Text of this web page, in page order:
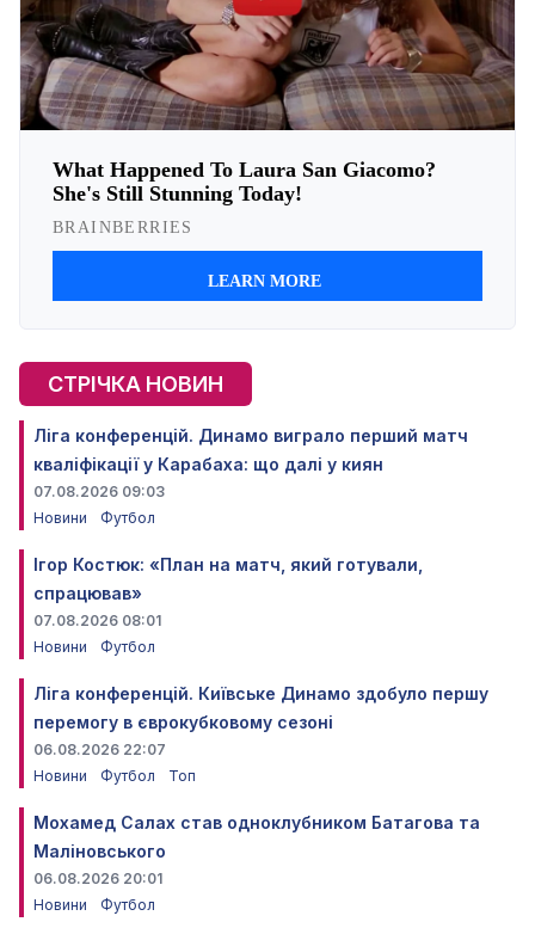
СТРІЧКА НОВИН
Ліга конференцій. Динамо виграло перший матч
кваліфікації у Карабаха: що далі у киян
07.08.2026 09:03
Новини
Футбол
Ігор Костюк: «План на матч, який готували,
спрацював»
07.08.2026 08:01
Новини
Футбол
Ліга конференцій. Київське Динамо здобуло першу
перемогу в єврокубковому сезоні
06.08.2026 22:07
Новини
Футбол Топ
Мохамед Салах став одноклубником Батагова та
Маліновського
06.08.2026 20:01
Новини
Футбол